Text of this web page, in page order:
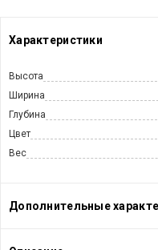
Характеристики
Высота
Ширина
Глубина
Цвет
Вес
Дополнительные